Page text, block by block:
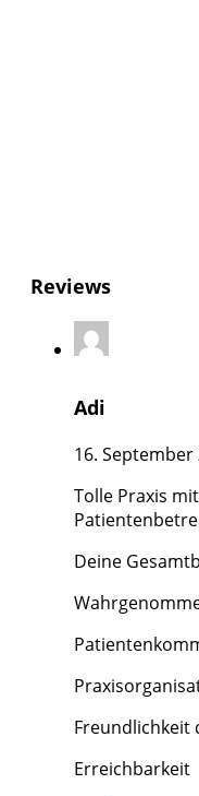
Reviews
Adi
16. September
Tolle Praxis
Deine
Freundlichkeit
Erreichbarkeit